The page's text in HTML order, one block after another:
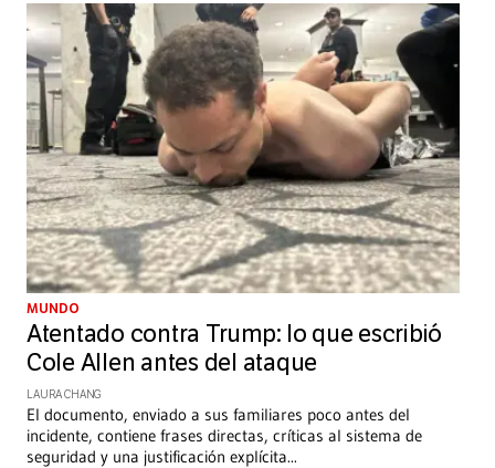
MUNDO
Atentado contra Trump: lo que escribió
Cole Allen antes del ataque
LAURA CHANG
El documento, enviado a sus familiares poco antes del
incidente, contiene frases directas, críticas al sistema de
seguridad y una justificación explícita...